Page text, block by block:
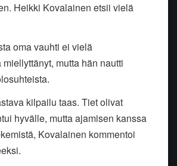
Heikki Kovalainen etsii vielä
oma vauhti ei vielä
mutta hän nautti
kilpailu taas. Tiet olivat
hyvälle, mutta ajamisen kanssa
Kovalainen kommentoi